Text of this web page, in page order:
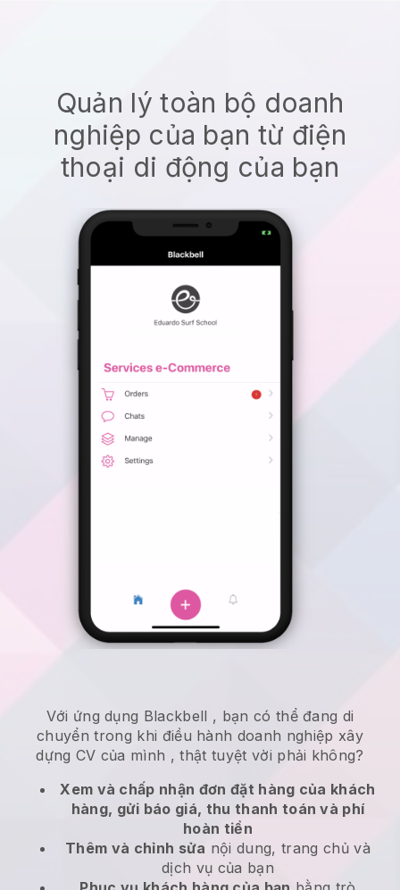
Quản lý toàn bộ doanh
nghiệp của bạn từ điện
thoại di động của bạn
Với ứng dụng Blackbell , bạn có thể đang di
chuyển trong khi điều hành doanh nghiệp xây
dựng CV của mình , thật tuyệt vời phải không?
Xem và chấp nhận đơn đặt hàng của khách
hàng, gửi báo giá, thu thanh toán và phí
hoàn tiền
Thêm và chỉnh sửa nội dung, trang chủ và
dịch vụ của bạn